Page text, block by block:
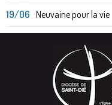
19/06 Neuvaine pour la vie